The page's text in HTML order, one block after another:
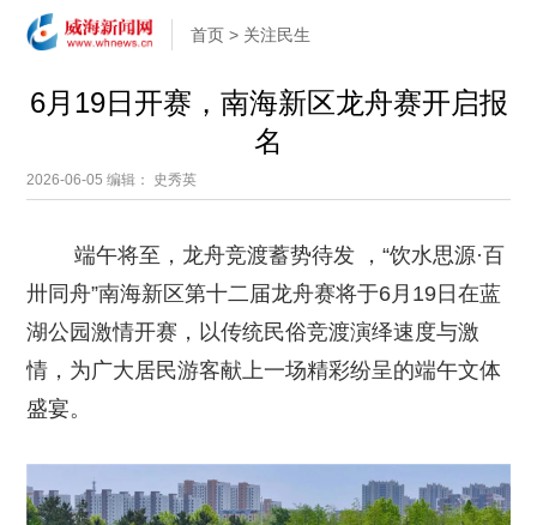
首页 > 关注民生
6月19日开赛，南海新区龙舟赛开启报
名
2026-06-05编辑： 史秀英
端午将至，龙舟竞渡蓄势待发 ，“饮水思源·百
卅同舟”南海新区第十二届龙舟赛将于6月19日在蓝
湖公园激情开赛，以传统民俗竞渡演绎速度与激
情，为广大居民游客献上一场精彩纷呈的端午文体
盛宴。